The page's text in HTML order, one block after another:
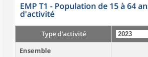
EMP T1 - Population de 15 à 64
d'activité
Type d'activité
Ensemble